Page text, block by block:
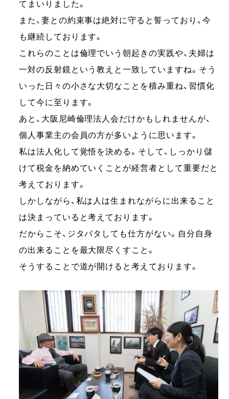
てまいりました。
また、妻との約束事は絶対に守ると誓っており、今
も継続しております。
これらのことは倫理でいう朝起きの実践や、夫婦は
一対の反射鏡という教えと一致していますね。そう
いった日々の小さな大切なことを積み重ね、習慣化
して今に至ります。
あと、大阪尼崎倫理法人会だけかもしれませんが、
個人事業主の会員の方が多いように思います。
私は法人化して覚悟を決める。そして、しっかり儲
けて税金を納めていくことが経営者として重要だと
考えております。
しかしながら、私は人は生まれながらに出来ること
は決まっていると考えております。
だからこそ、ジタバタしても仕方がない。自分自身
の出来ることを最大限尽くすこと。
そうすることで道が開けると考えております。